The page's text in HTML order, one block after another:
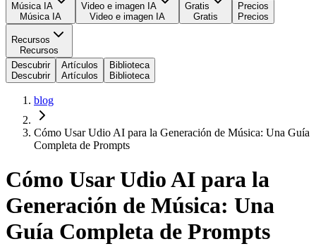
Música IA
Música IA
Video e imagen IA
Video e imagen IA
Gratis
Gratis
Precios
Precios
Recursos
Recursos
Descubrir
Descubrir
Artículos
Artículos
Biblioteca
Biblioteca
blog
Cómo Usar Udio AI para la Generación de Música: Una Guía
Completa de Prompts
Cómo Usar Udio AI para la
Generación de Música: Una
Guía Completa de Prompts